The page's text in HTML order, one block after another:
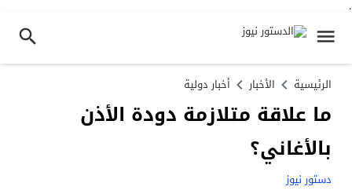
.
الرئيسية الأخبار أخبار دولية
ما علاقة متلازمة دودة الأذن
بالأغاني؟
دستور نيوز